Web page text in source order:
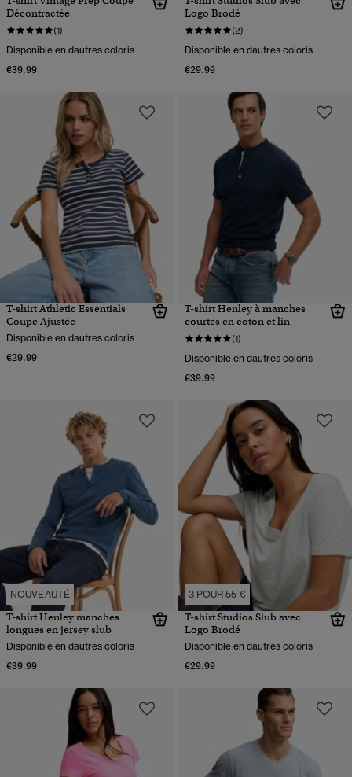
Décontractée
(1)
Disponible en dautres coloris
€39.99
Logo Brodé
(2)
Disponible en dautres coloris
€29.99
T-shirt Athletic Essentials
Coupe Ajustée
Disponible en dautres coloris
€29.99
T-shirt Henley à manches
courtes en coton et lin
(1)
Disponible en dautres coloris
€39.99
NOUVEAUTÉ
T-shirt Henley manches
longues en jersey slub
Disponible en dautres coloris
€39.99
3 POUR 55 €
T-shirt Studios Slub avec
Logo Brodé
Disponible en dautres coloris
€29.99